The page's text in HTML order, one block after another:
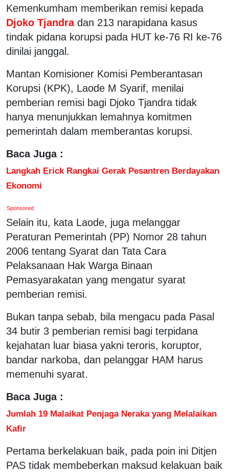
Kemenkumham memberikan remisi kepada
Djoko Tjandra dan 213 narapidana kasus
tindak pidana korupsi pada HUT ke-76 RI ke-76
dinilai janggal.
Mantan Komisioner Komisi Pemberantasan
Korupsi (KPK), Laode M Syarif, menilai
pemberian remisi bagi Djoko Tjandra tidak
hanya menunjukkan lemahnya komitmen
pemerintah dalam memberantas korupsi.
Baca Juga :
Langkah Erick Rangkai Gerak Pesantren Berdayakan
Ekonomi
Sponsored
Selain itu, kata Laode, juga melanggar
Peraturan Pemerintah (PP) Nomor 28 tahun
2006 tentang Syarat dan Tata Cara
Pelaksanaan Hak Warga Binaan
Pemasyarakatan yang mengatur syarat
pemberian remisi.
Bukan tanpa sebab, bila mengacu pada Pasal
34 butir 3 pemberian remisi bagi terpidana
kejahatan luar biasa yakni teroris, koruptor,
bandar narkoba, dan pelanggar HAM harus
memenuhi syarat.
Baca Juga :
Jumlah 19 Malaikat Penjaga Neraka yang Melalaikan
Kafir
Pertama berkelakuan baik, pada poin ini Ditjen
PAS tidak membeberkan maksud kelakuan baik